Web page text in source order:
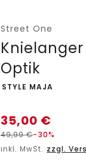
Street One
Optik
-
STYLE MAJA
35,00 €
49,99€-30%
inkl. MwSt. zzgl.